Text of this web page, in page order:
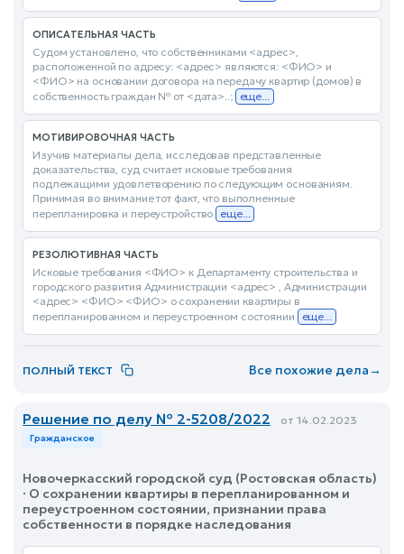
ОПИСАТЕЛЬНАЯ ЧАСТЬ
Судом установлено, что собственниками <адрес>,
расположенной по адресу: <адрес> являются: <ФИО> и
<ФИО> на основании договора на передачу квартир (домов) в
собственность граждан № от <дата>..; еще...
МОТИВИРОВОЧНАЯ ЧАСТЬ
Изучив материалы дела, исследовав представленные
доказательства, суд считает исковые требования
подлежащими удовлетворению по следующим основаниям.
Принимая во внимание тот факт, что выполненные
перепланировка и переустройство еще...
РЕЗОЛЮТИВНАЯ ЧАСТЬ
Исковые требования <ФИО> к Департаменту строительства и
городского развития Администрации <адрес> , Администрации
<адрес> <ФИО> <ФИО> о сохранении квартиры в
перепланированном и переустроенном состоянии
еще...
ПОЛНЫЙ ТЕКСТ Все похожие дела→
Решение по делу № 2-5208/2022 от 14.02.2023
Гражданское
Новочеркасский городской суд (Ростовская область)
· О сохранении квартиры в перепланированном и
переустроенном состоянии, признании права
собственности в порядке наследования